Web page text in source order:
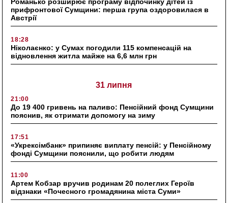
прифронтової Сумщини: перша група оздоровилася в
Австрії
18:28
Ніколаєнко: у Сумах погодили 115 компенсацій на
відновлення житла майже на 6,6 млн грн
31 липня
21:00
До 19 400 гривень на паливо: Пенсійний фонд Сумщини
пояснив, як отримати допомогу на зиму
17:51
«Укрексімбанк» припиняє виплату пенсій: у Пенсійному
фонді Сумщини пояснили, що робити людям
11:00
Артем Кобзар вручив родинам 20 полеглих Героїв
відзнаки «Почесного громадянина міста Суми»